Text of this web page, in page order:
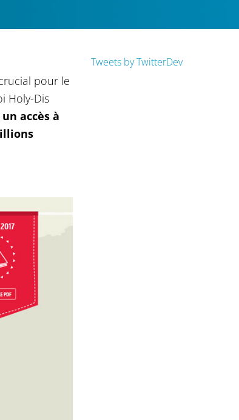
pour le
Holy-Dis
accès à
Tweets by TwitterDev